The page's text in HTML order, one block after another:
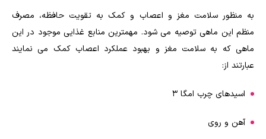
به منظور سلامت مغز و اعصاب و کمک به تقویت حافظه، مصرف
منظم این ماهی توصیه می شود. مهمترین منابع غذایی موجود در این
ماهی که به سلامت مغز و بهبود عملکرد اعصاب کمک می نمایند
عبارتند از:
اسیدهای چرب امگا ۳
آهن و روی